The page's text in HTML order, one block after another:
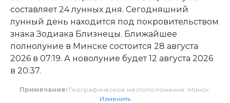
составляет 24 лунных дня. Сегодняшний
лунный день находится под покровительством
знака Зодиака Близнецы. Ближайшее
полнолуние в Минске состоится 28 августа
2026 в 07:19. А новолуние будет 12 августа 2026
в 20:37.
Примечание: Географическое местоположение: Минск.
Изменить